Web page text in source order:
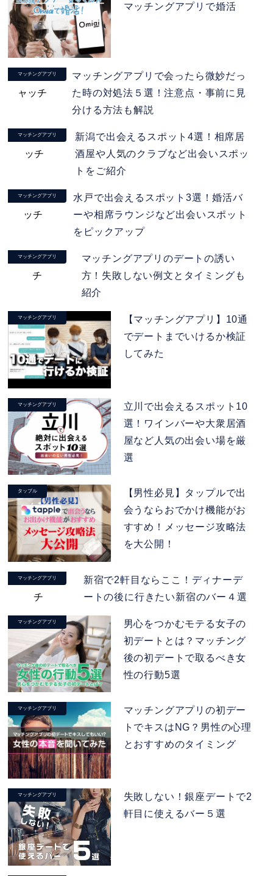
マッチングアプリで婚活
マッチングアプリ
マッチングアプリで会ったら微妙だっ
た時の対処法５選！注意点・事前に見
分ける方法も解説
マッチングアプリ
新潟で出会えるスポット4選！相席居
酒屋や人気のクラブなど出会いスポッ
トをご紹介
マッチングアプリ
水戸で出会えるスポット3選！婚活バ
ーや相席ラウンジなど出会いスポット
をピックアップ
マッチングアプリ
マッチングアプリのデートの誘い
方！失敗しない例文とタイミングも
紹介
マッチングアプリ
【マッチングアプリ】10通
でデートまでいけるか検証
してみた
マッチングアプリ
立川で出会えるスポット10
選！ワインバーや大衆居酒
屋など人気の出会い場を厳
選
タップル
【男性必見】タップルで出
会うならおでかけ機能がお
すすめ！メッセージ攻略法
を大公開！
マッチングアプリ
新宿で2軒目ならここ！ディナーデ
ートの後に行きたい新宿のバー４選
マッチングアプリ
男心をつかむモテる女子の
初デートとは？マッチング
後の初デートで取るべき女
性の行動5選
マッチングアプリ
マッチングアプリの初デー
トでキスはNG？男性の心理
とおすすめのタイミング
マッチングアプリ
失敗しない！銀座デートで2
軒目に使えるバー５選